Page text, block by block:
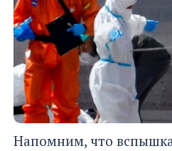
Напомним, что